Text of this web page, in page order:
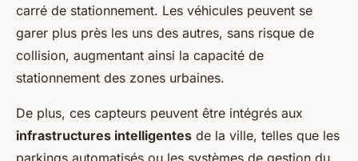
carré de stationnement. Les véhicules peuvent se
garer plus près les uns des autres, sans risque de
collision, augmentant ainsi la capacité de
stationnement des zones urbaines.
De plus, ces capteurs peuvent être intégrés aux
infrastructures intelligentes de la ville, telles que les
parkings automatisés ou les systèmes de gestion du